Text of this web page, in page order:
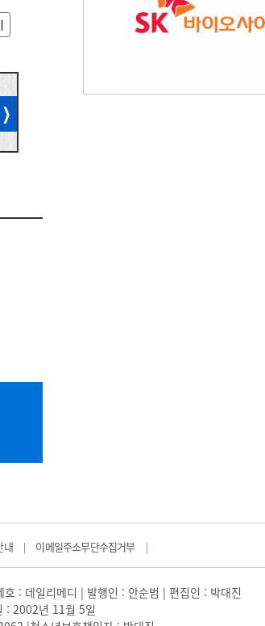
내 | 이메일주소무단수집거부 |
: 데일리메디 | 발행인 : 안순범 | 편집인 : 박대진
: 2002년 11월 5일